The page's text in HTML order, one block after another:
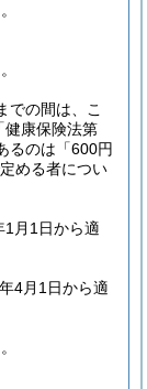
での間は、こ
健康保険法第
るのは「600円
める者につい
1月1日から適
4月1日から適